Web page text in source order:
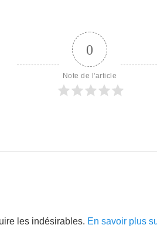
0
Note de l'article
les indésirables. En savoir plus